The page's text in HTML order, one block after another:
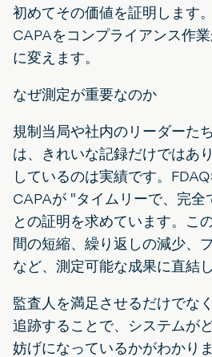
初めてその価値を証明します
CAPAをコンプライアンス作
に変えます。
なぜ測定が重要なのか
規制当局や社内のリーダーた
は、きれいな記録だけではあ
しているのは実績です。
CAPAが "タイムリーで、完全
との証明を求めています。こ
間の短縮、繰り返しの減少、
など、測定可能な成果に直結し
監査人を満足させるだけでな
追跡することで、システムが
妨げになっているかがわかり